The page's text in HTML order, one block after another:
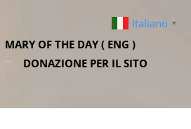
MARY OF THE DAY ( ENG )
DONAZIONE PER IL SITO
Italiano ▼